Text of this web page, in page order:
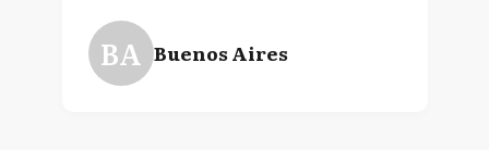
BA Buenos Aires